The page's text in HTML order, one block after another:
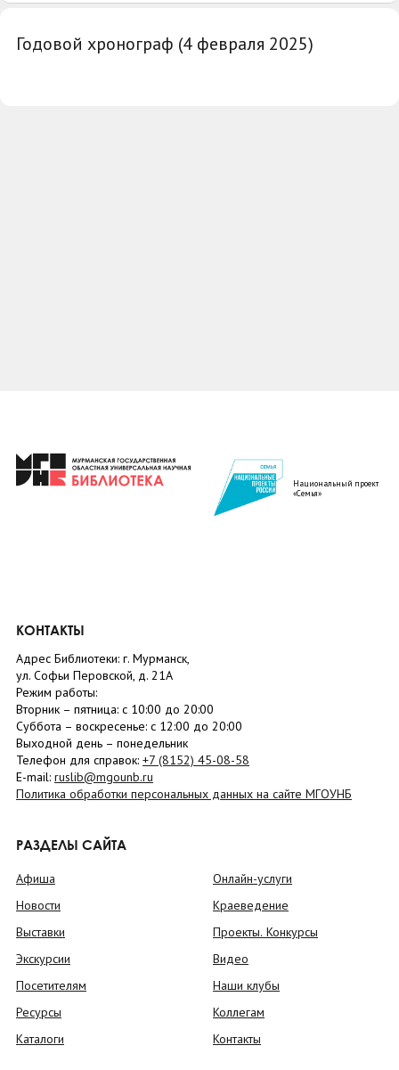
Годовой хронограф (4 февраля 2025)
Национальный проект
«Семья»
КОНТАКТЫ
Адрес Библиотеки: г. Мурманск,
ул. Софьи Перовской, д. 21А
Режим работы:
Вторник – пятница: с 10:00 до 20:00
Суббота – воскресенье: c 12:00 до 20:00
Выходной день – понедельник
Телефон для справок: +7 (8152) 45-08-58
E-mail: ruslib@mgounb.ru
Политика обработки персональных данных на сайте МГОУНБ
РАЗДЕЛЫ САЙТА
Афиша
Новости
Выставки
Экскурсии
Посетителям
Ресурсы
Каталоги
Онлайн-услуги
Краеведение
Проекты. Конкурсы
Видео
Наши клубы
Коллегам
Контакты